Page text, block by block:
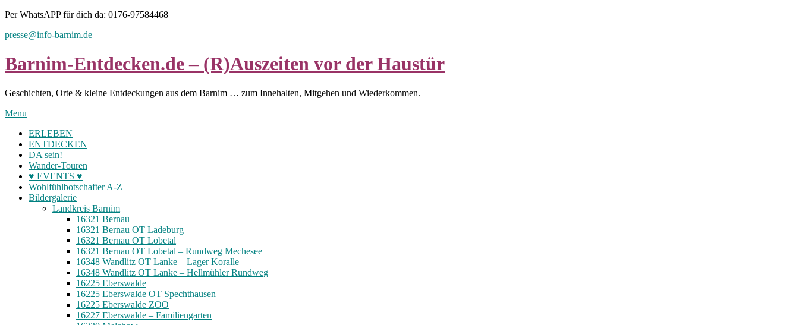
Skip
content
Per WhatsAPP für dich da: 0176-97584468
presse@info-barnim.de
Barnim-Entdecken.de – (R)Auszeiten vor der Haustür
Geschichten, Orte & kleine Entdeckungen aus dem Barnim … zum Innehalten, Mitgehen und Wiederkommen.
Menu
ERLEBEN
ENTDECKEN
DA sein!
Wander-Touren
♥ EVENTS ♥
Wohlfühlbotschafter A-Z
Bildergalerie
Landkreis Barnim
16321 Bernau
16321 Bernau OT Ladeburg
16321 Bernau OT Lobetal
16321 Bernau OT Lobetal – Rundweg Mechesee
16348 Wandlitz OT Lanke – Lager Koralle
16348 Wandlitz OT Lanke – Hellmühler Rundweg
16225 Eberswalde
16225 Eberswalde OT Spechthausen
16225 Eberswalde ZOO
16227 Eberswalde – Familiengarten